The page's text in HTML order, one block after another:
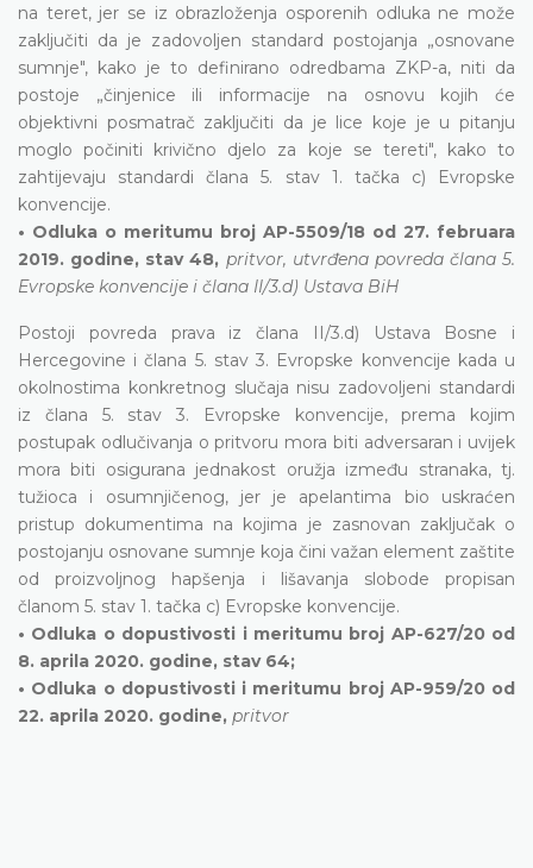
na teret, jer se iz obrazloženja osporenih odluka ne može
zaključiti da je zadovoljen standard postojanja „osnovane
sumnje", kako je to definirano odredbama ZKP-a, niti da
postoje „činjenice ili informacije na osnovu kojih će
objektivni posmatrač zaključiti da je lice koje je u pitanju
moglo počiniti krivično djelo za koje se tereti", kako to
zahtijevaju standardi člana 5. stav 1. tačka c) Evropske
konvencije.
• Odluka o meritumu broj AP-5509/18 od 27. februara
2019. godine, stav 48, pritvor, utvrđena povreda člana 5.
Evropske konvencije i člana II/3.d) Ustava BiH
Postoji povreda prava iz člana II/3.d) Ustava Bosne i
Hercegovine i člana 5. stav 3. Evropske konvencije kada u
okolnostima konkretnog slučaja nisu zadovoljeni standardi
iz člana 5. stav 3. Evropske konvencije, prema kojim
postupak odlučivanja o pritvoru mora biti adversaran i uvijek
mora biti osigurana jednakost oružja između stranaka, tj.
tužioca i osumnjičenog, jer je apelantima bio uskraćen
pristup dokumentima na kojima je zasnovan zaključak o
postojanju osnovane sumnje koja čini važan element zaštite
od proizvoljnog hapšenja i lišavanja slobode propisan
članom 5. stav 1. tačka c) Evropske konvencije.
• Odluka o dopustivosti i meritumu broj AP-627/20 od
8. aprila 2020. godine, stav 64;
• Odluka o dopustivosti i meritumu broj AP-959/20 od
22. aprila 2020. godine, pritvor